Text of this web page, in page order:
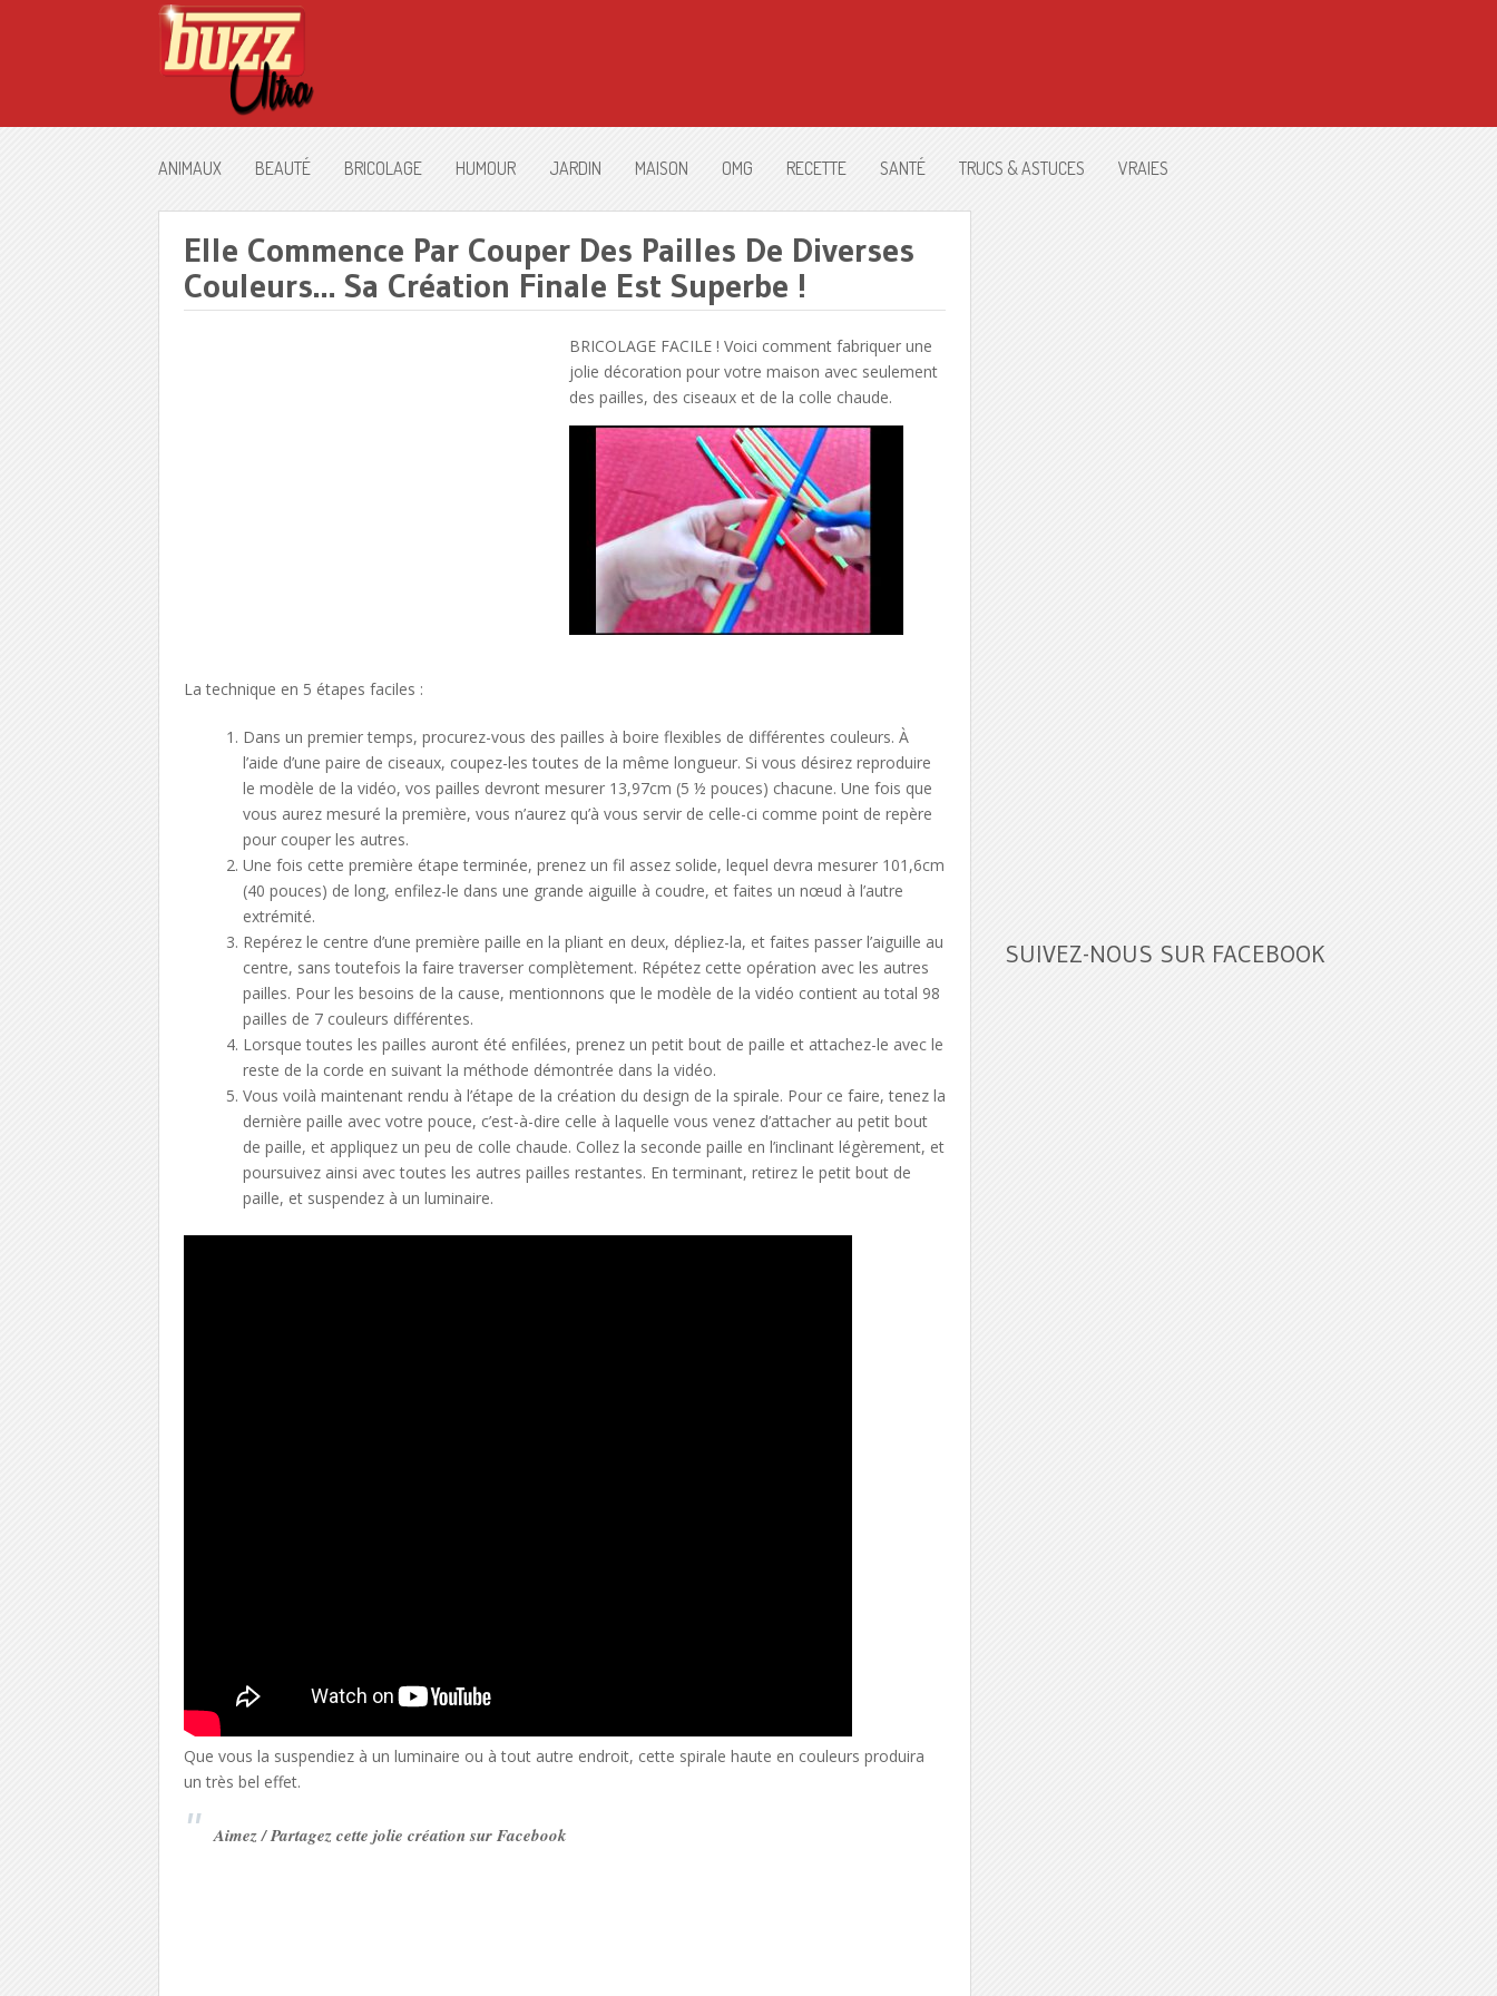
ANIMAUX BEAUTÉ BRICOLAGE HUMOUR JARDIN MAISON OMG RECETTE SANTÉ TRUCS & ASTUCES VRAIES
Elle Commence Par Couper Des Pailles De Diverses
Couleurs… Sa Création Finale Est Superbe !
BRICOLAGE FACILE ! Voici comment fabriquer une
jolie décoration pour votre maison avec seulement
des pailles, des ciseaux et de la colle chaude.
La technique en 5 étapes faciles :
Dans un premier temps, procurez-vous des pailles à boire flexibles de différentes couleurs. À
l’aide d’une paire de ciseaux, coupez-les toutes de la même longueur. Si vous désirez reproduire
le modèle de la vidéo, vos pailles devront mesurer 13,97cm (5 ½ pouces) chacune. Une fois que
vous aurez mesuré la première, vous n’aurez qu’à vous servir de celle-ci comme point de repère
pour couper les autres.
Une fois cette première étape terminée, prenez un fil assez solide, lequel devra mesurer 101,6cm
(40 pouces) de long, enfilez-le dans une grande aiguille à coudre, et faites un nœud à l’autre
extrémité.
Repérez le centre d’une première paille en la pliant en deux, dépliez-la, et faites passer l’aiguille au
centre, sans toutefois la faire traverser complètement. Répétez cette opération avec les autres
pailles. Pour les besoins de la cause, mentionnons que le modèle de la vidéo contient au total 98
pailles de 7 couleurs différentes.
Lorsque toutes les pailles auront été enfilées, prenez un petit bout de paille et attachez-le avec le
reste de la corde en suivant la méthode démontrée dans la vidéo.
Vous voilà maintenant rendu à l’étape de la création du design de la spirale. Pour ce faire, tenez la
dernière paille avec votre pouce, c’est-à-dire celle à laquelle vous venez d’attacher au petit bout
de paille, et appliquez un peu de colle chaude. Collez la seconde paille en l’inclinant légèrement, et
poursuivez ainsi avec toutes les autres pailles restantes. En terminant, retirez le petit bout de
paille, et suspendez à un luminaire.
Que vous la suspendiez à un luminaire ou à tout autre endroit, cette spirale haute en couleurs produira
un très bel effet.
Aimez / Partagez cette jolie création sur Facebook
SUIVEZ-NOUS SUR FACEBOOK